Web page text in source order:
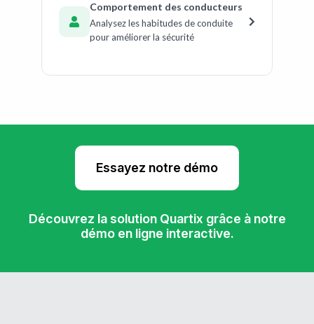
Comportement des conducteurs
Analysez les habitudes de conduite
pour améliorer la sécurité
Essayez notre démo
Découvrez la solution Quartix grâce à notre
démo en ligne interactive.